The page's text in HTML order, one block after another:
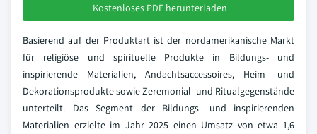
Kostenloses PDF herunterladen
Basierend auf der Produktart ist der nordamerikanische Markt
für religiöse und spirituelle Produkte in Bildungs- und
inspirierende Materialien, Andachtsaccessoires, Heim- und
Dekorationsprodukte sowie Zeremonial- und Ritualgegenstände
unterteilt. Das Segment der Bildungs- und inspirierenden
Materialien erzielte im Jahr 2025 einen Umsatz von etwa 1,6